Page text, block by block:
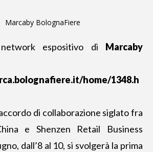
espositivo di Marcaby
home/1348.h
di collaborazione siglato fra
e Shenzen Retail Business
dall’8 al 10, si svolgerà la prima